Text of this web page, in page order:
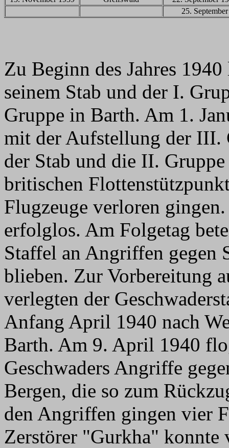
25. September
Zu Beginn des Jahres
seinem Stab und der I.
Gruppe in Barth. Am 1.
mit der Aufstellung der
der Stab und die II.
britischen
Flugzeuge verloren
erfolglos. Am Folgetag
Staffel an Angriffen gegen
blieben. Zur Vorbereitung
verlegten der
Anfang April 1940 nach
Barth. Am 9. April 1940
Geschwaders Angriffe
Bergen, die so zum
den Angriffen gingen vier
Zerstörer "Gurkha" konnte